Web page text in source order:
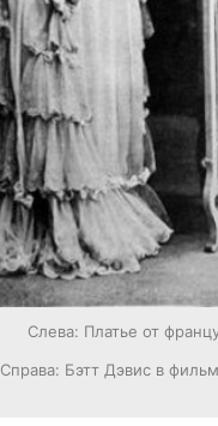
Слева: Платье от
Справа: Бэтт Дэвис в